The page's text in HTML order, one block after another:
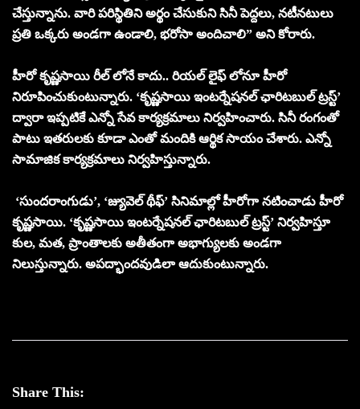
చేస్తున్నాను. వారి ప‌రిస్థితిని అర్థం చేసుకుని సినీ పెద్దలు, నటీనటులు
ప్రతి ఒక్కరు అండగా ఉండాలి, భ‌రోసా అందిచాలి” అని కోరారు.
హీరో కృష్ణసాయి రీల్ లోనే కాదు.. రియల్ లైఫ్ లోనూ హీరో
నిరూపించుకుంటున్నారు. ‘కృష్ణసాయి ఇంటర్నేషనల్ ఛారిటబుల్ ట్రస్ట్’
ద్వారా ఇప్పటికే ఎన్నో సేవ కార్యక్రమాలు నిర్వహించారు. సినీ రంగంతో
పాటు ఇతరులకు కూడా ఎంతో మందికి ఆర్థిక సాయం చేశారు. ఎన్నో
సామాజిక కార్యక్రమాలు నిర్వహిస్తున్నారు.
‘సుందరాంగుడు’, ‘జ్యువెల్‌ థీఫ్‌’ సినిమాల్లో హీరోగా నటించాడు హీరో
కృష్ణసాయి. ‘కృష్ణసాయి ఇంటర్నేషనల్ ఛారిటబుల్ ట్రస్ట్’ నిర్వహిస్తూ
కుల, మత, ప్రాంతాలకు అతీతంగా అభాగ్యులకు అండగా
నిలుస్తున్నారు. అపద్భాందవుడిలా ఆదుకుంటున్నారు.
Share This: